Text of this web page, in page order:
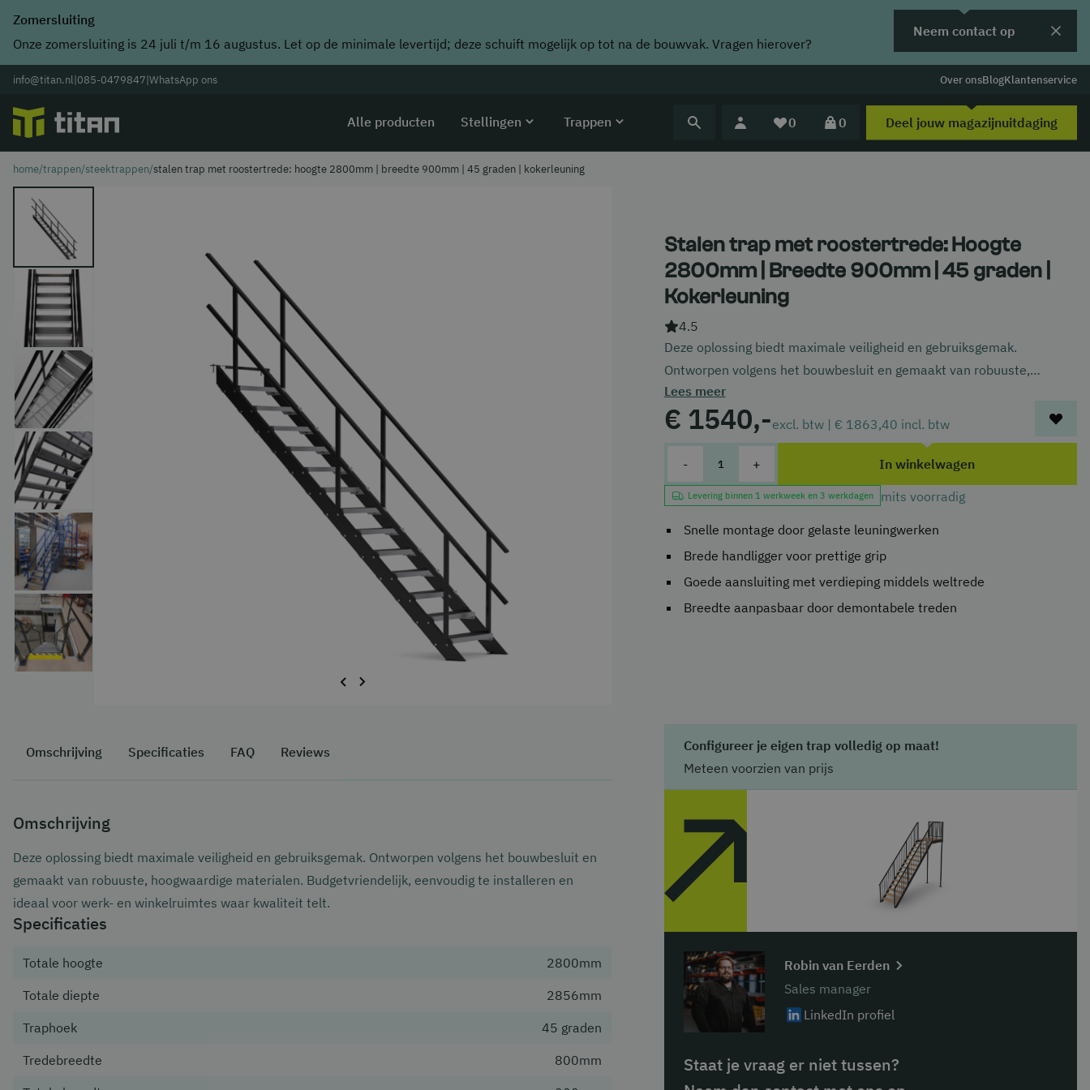
Zomersluiting
Onze zomersluiting is 24 juli t/m 16 augustus. Let op de minimale levertijd; deze schuift mogelijk op tot na de bouwvak. Vragen hierover?
Neem contact op
info@titan.nl|085-0479847|WhatsApp ons Over onsBlogKlantenservice
Alle producten Stellingen Trappen 0 0 Deel jouw magazijnuitdaging
home/trappen/steektrappen/stalen trap met roostertrede: hoogte 2800mm | breedte 900mm | 45 graden | kokerleuning
Stalen trap met roostertrede: Hoogte
2800mm | Breedte 900mm | 45 graden |
Kokerleuning
4.5
Deze oplossing biedt maximale veiligheid en gebruiksgemak.
Ontworpen volgens het bouwbesluit en gemaakt van robuuste,
hoogwaardige materialen. Budgetvriendelijk, eenvoudig te installeren
en ideaal voor werk- en winkelruimtes waar kwaliteit telt.
Lees meer
€ 1540,-excl. btw | € 1863,40 incl. btw
- + In winkelwagen
Levering binnen 1 werkweek en 3 werkdagen mits voorradig
Snelle montage door gelaste leuningwerken
Brede handligger voor prettige grip
Goede aansluiting met verdieping middels weltrede
Breedte aanpasbaar door demontabele treden
Omschrijving Specificaties FAQ Reviews
Omschrijving
Deze oplossing biedt maximale veiligheid en gebruiksgemak. Ontworpen volgens het bouwbesluit en
gemaakt van robuuste, hoogwaardige materialen. Budgetvriendelijk, eenvoudig te installeren en
ideaal voor werk- en winkelruimtes waar kwaliteit telt.
Specificaties
Totale hoogte
2800mm
Totale diepte
2856mm
Traphoek
45 graden
Tredebreedte
800mm
Configureer je eigen trap volledig op maat!
Meteen voorzien van prijs
Robin van Eerden
Sales manager
LinkedIn profiel
Staat je vraag er niet tussen?